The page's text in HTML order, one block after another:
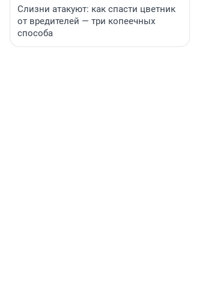
Слизни атакуют: как спасти цветник
от вредителей — три копеечных
способа